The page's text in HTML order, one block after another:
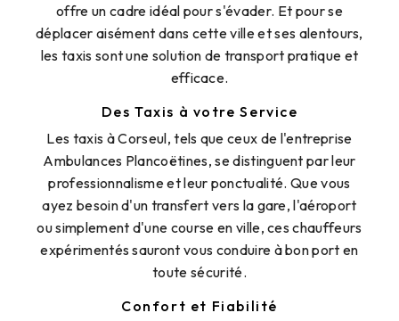
offre un cadre idéal pour s'évader. Et pour se
déplacer aisément dans cette ville et ses alentours,
les taxis sont une solution de transport pratique et
efficace.
Des Taxis à votre Service
Les taxis à Corseul, tels que ceux de l'entreprise
Ambulances Plancoëtines, se distinguent par leur
professionnalisme et leur ponctualité. Que vous
ayez besoin d'un transfert vers la gare, l'aéroport
ou simplement d'une course en ville, ces chauffeurs
expérimentés sauront vous conduire à bon port en
toute sécurité.
Confort et Fiabilité